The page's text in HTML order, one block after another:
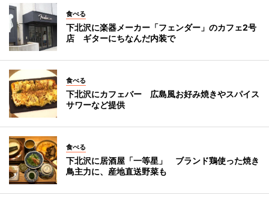
食べる
下北沢に楽器メーカー「フェンダー」のカフェ2号
店 ギターにちなんだ内装で
食べる
下北沢にカフェバー 広島風お好み焼きやスパイス
サワーなど提供
食べる
下北沢に居酒屋「一等星」 ブランド鶏使った焼き
鳥主力に、産地直送野菜も